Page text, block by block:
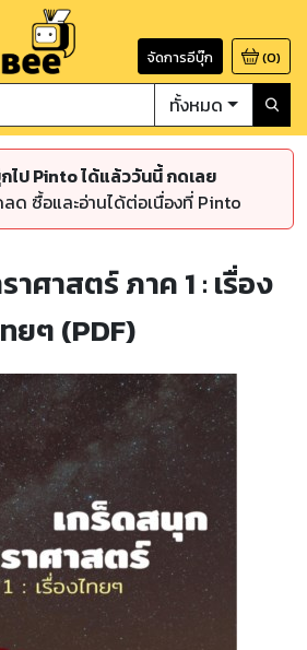
จัดการอีบุ๊ก (0)
ทั้งหมด
ไป Pinto ได้แล้ววันนี้ กดเลย
ด ซื้อและอ่านได้ต่อเนื่องที่ Pinto
ศาสตร์ ภาค 1 : เรื่อง
ยๆ (PDF)